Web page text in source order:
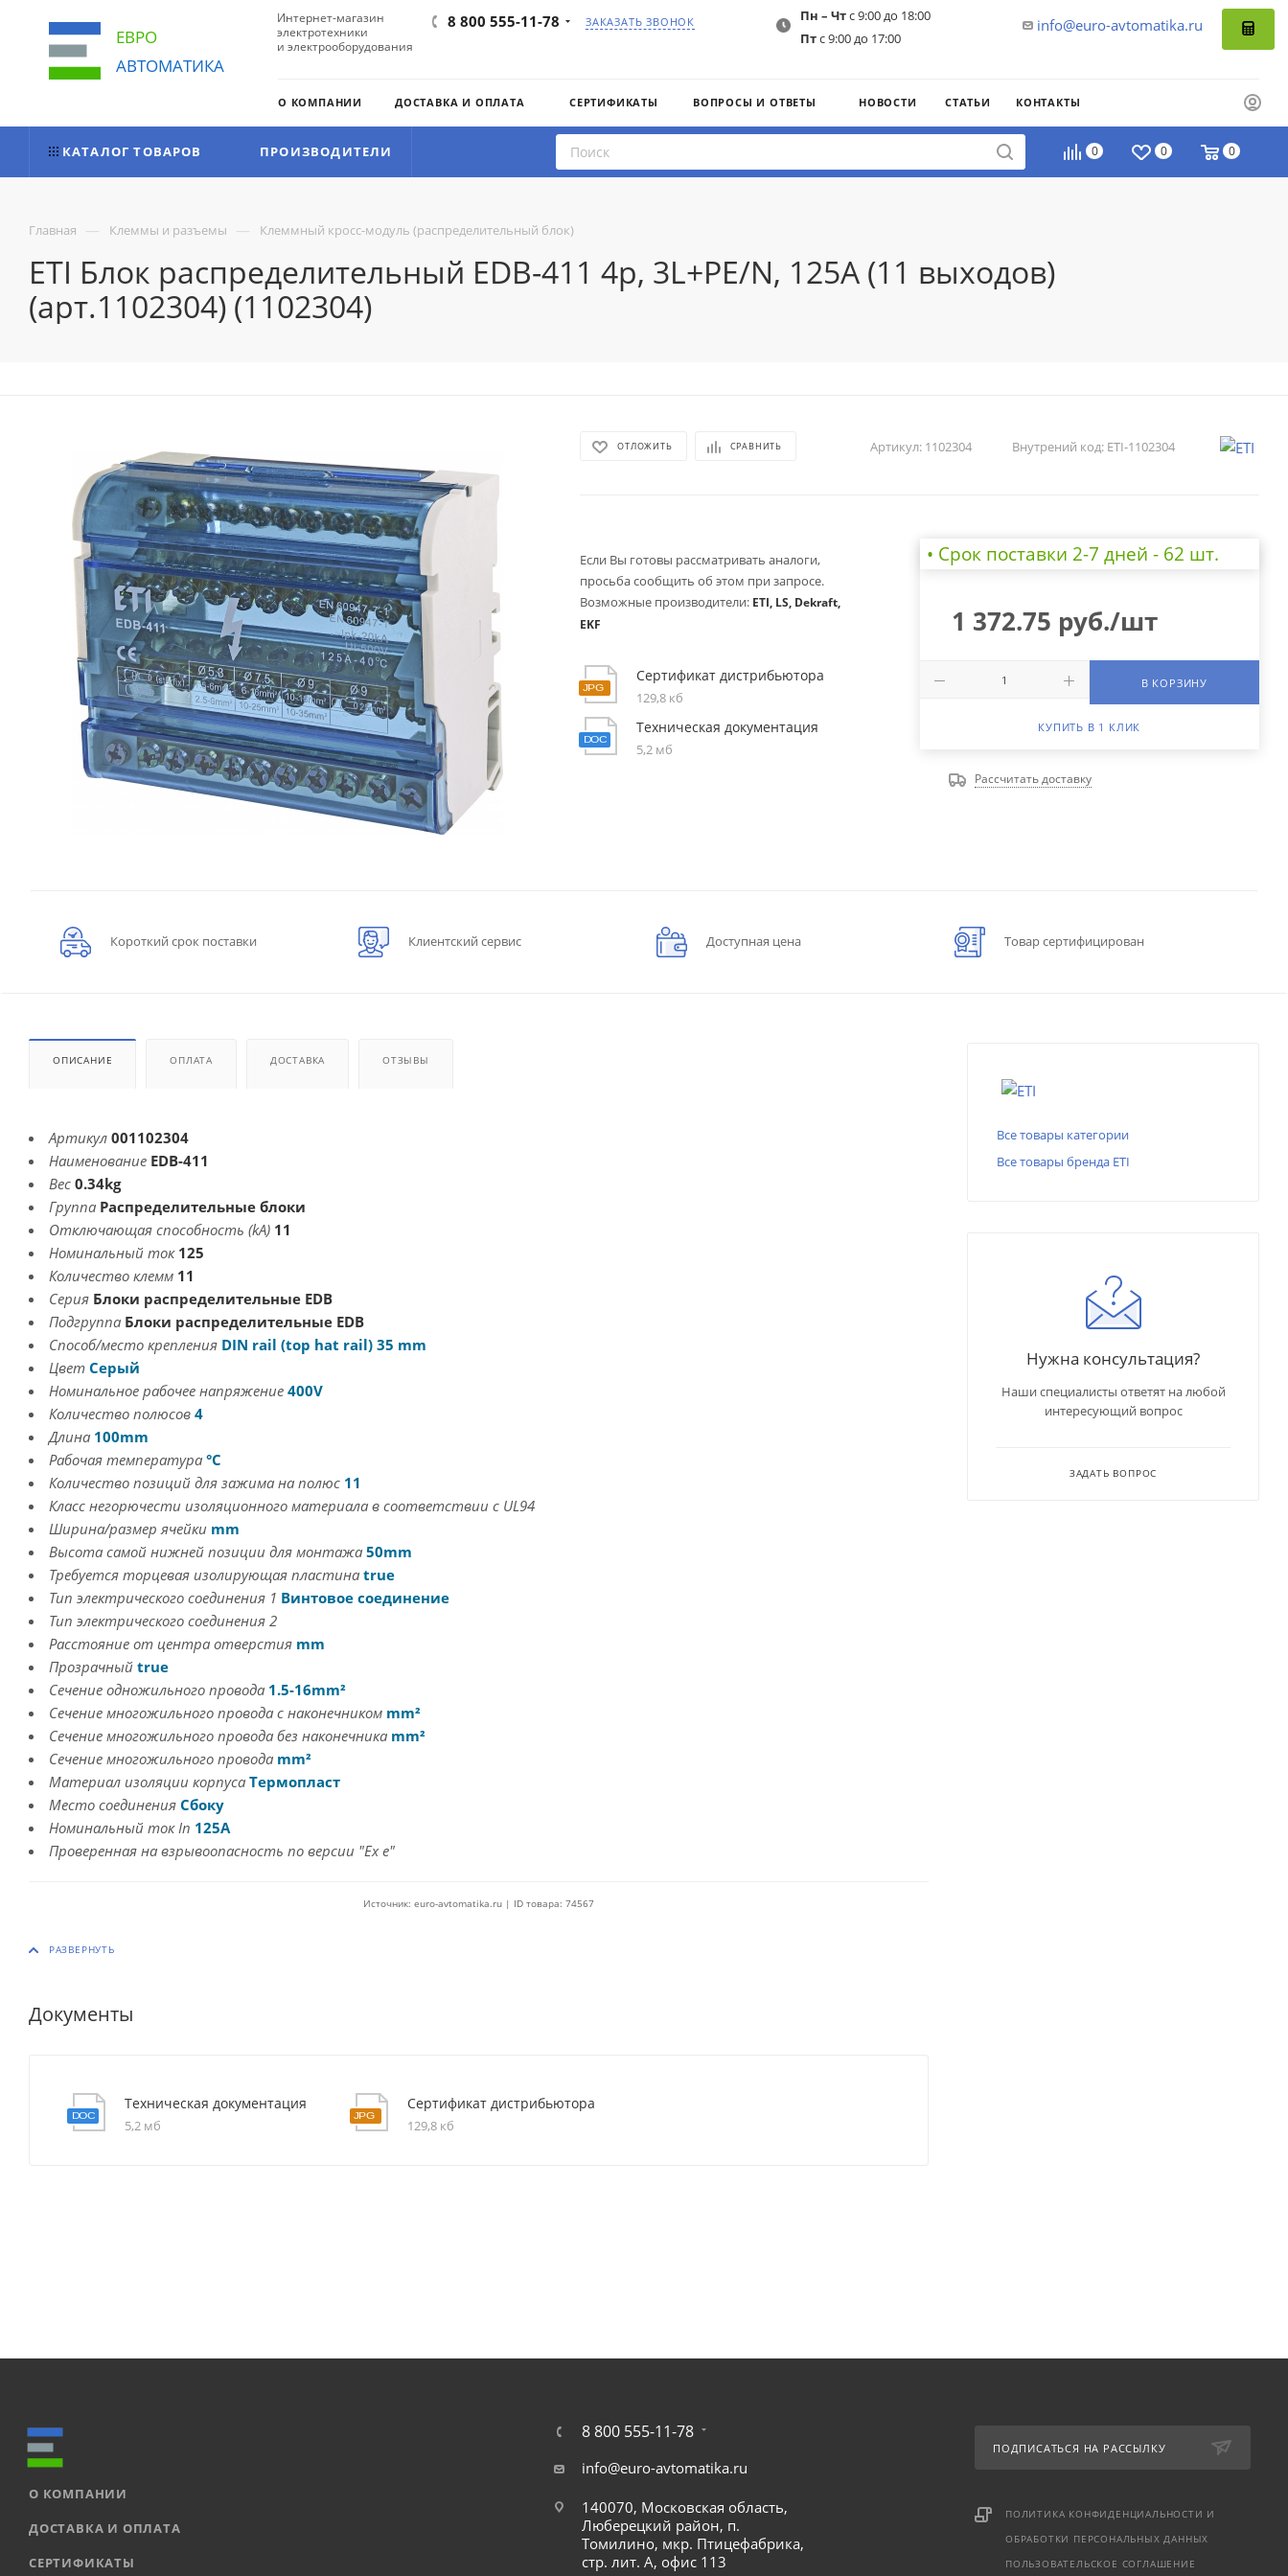
ЕВРО
АВТОМАТИКА
Интернет-магазин
электротехники
и электрооборудования
8 800 555-11-78 ЗАКАЗАТЬ ЗВОНОК info@euro-avtomatika.ru
Пн – Чтс 9:00 до 18:00
Птс 9:00 до 17:00
О КОМПАНИИ ДОСТАВКА И ОПЛАТА СЕРТИФИКАТЫ ВОПРОСЫ И ОТВЕТЫ НОВОСТИ СТАТЬИ КОНТАКТЫ
0 0 0
КАТАЛОГ ТОВАРОВ ПРОИЗВОДИТЕЛИ
Главная — Клеммы и разъемы — Клеммный кросс-модуль (распределительный блок)
ETI Блок распределительный EDB-411 4p, 3L+PE/N, 125A (11 выходов)
(арт.1102304) (1102304)
ОТЛОЖИТЬ СРАВНИТЬ Артикул: 1102304 Внутрений код: ETI-1102304
Если Вы готовы рассматривать аналоги,
просьба сообщить об этом при запросе.
Возможные производители: ETI, LS, Dekraft,
EKF
Сертификат дистрибьютора
129,8 кб
Техническая документация
5,2 мб
• Cрок поставки 2-7 дней - 62 шт.
1 372.75 руб./шт
В КОРЗИНУ
КУПИТЬ В 1 КЛИК
Рассчитать доставку
Короткий срок поставки Клиентский сервис Доступная цена Товар сертифицирован
ОПИСАНИЕ ОПЛАТА ДОСТАВКА ОТЗЫВЫ
Артикул 001102304
Наименование EDB-411
Вес 0.34kg
Группа Распределительные блоки
Отключающая способность (kA) 11
Номинальный ток 125
Количество клемм 11
Серия Блоки распределительные EDB
Подгруппа Блоки распределительные EDB
Способ/место крепления DIN rail (top hat rail) 35 mm
Цвет Серый
Номинальное рабочее напряжение 400V
Количество полюсов 4
Длина 100mm
Рабочая температура °C
Количество позиций для зажима на полюс 11
Класс негорючести изоляционного материала в соответствии с UL94
Ширина/размер ячейки mm
Высота самой нижней позиции для монтажа 50mm
Требуется торцевая изолирующая пластина true
Тип электрического соединения 1 Винтовое соединение
Тип электрического соединения 2
Расстояние от центра отверстия mm
Прозрачный true
Сечение одножильного провода 1.5-16mm²
Сечение многожильного провода с наконечником mm²
Сечение многожильного провода без наконечника mm²
Сечение многожильного провода mm²
Материал изоляции корпуса Термопласт
Место соединения Сбоку
Номинальный ток In 125A
Проверенная на взрывоопасность по версии "Ex e"
Источник: euro-avtomatika.ru | ID товара: 74567
Документы
Техническая документация
5,2 мб
Сертификат дистрибьютора
129,8 кб
Все товары категории
Все товары бренда ETI
Нужна консультация?
Наши специалисты ответят на любой
интересующий вопрос
ЗАДАТЬ ВОПРОС
О КОМПАНИИ
ДОСТАВКА И ОПЛАТА
СЕРТИФИКАТЫ
8 800 555-11-78
info@euro-avtomatika.ru
140070, Московская область,
Люберецкий район, п.
Томилино, мкр. Птицефабрика,
стр. лит. А, офис 113
ПОДПИСАТЬСЯ НА РАССЫЛКУ
ПОЛИТИКА КОНФИДЕНЦИАЛЬНОСТИ И
ОБРАБОТКИ ПЕРСОНАЛЬНЫХ ДАННЫХ
ПОЛЬЗОВАТЕЛЬСКОЕ СОГЛАШЕНИЕ